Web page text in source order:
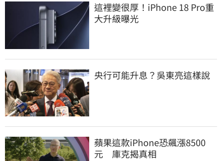
這裡變很厚！iPhone 18 Pro重
大升級曝光
央行可能升息？吳東亮這樣說
蘋果這款iPhone恐飆漲8500
元　庫克揭真相